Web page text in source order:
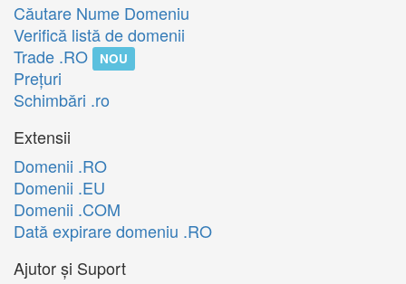
Căutare Nume Domeniu
Verifică listă de domenii
Trade .RO
NOU
Preţuri
Schimbări .ro
Extensii
Domenii .RO
Domenii .EU
Domenii .COM
Dată expirare domeniu .RO
Ajutor și Suport